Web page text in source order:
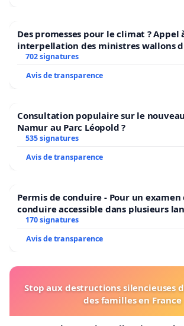
Des promesses pour le climat ? Appel
interpellation des ministres wallons
l’environnement.
702 signatures
Avis de transparence
Consultation populaire sur le
Namur au Parc Léopold ?
535 signatures
Avis de transparence
Permis de conduire - Pour un
conduire accessible dans plusieurs
Bruxelles
170 signatures
Avis de transparence
Stop aux destructions silencieuses
des familles en France